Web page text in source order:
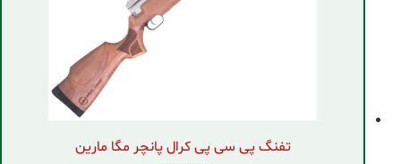
تفنگ پی سی پی کرال پانچر مگا مارین